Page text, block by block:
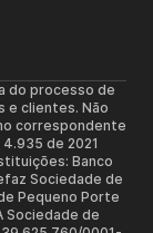
do processo de
e clientes. Não
correspondente
de 2021
Banco
Sociedade de
Pequeno Porte
Sociedade de